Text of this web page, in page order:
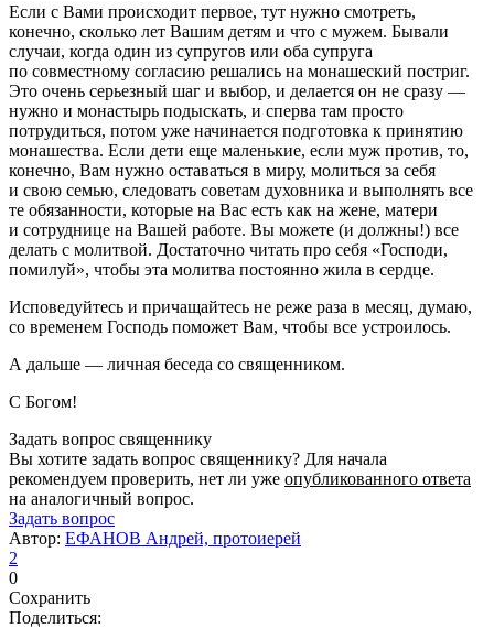
Если с Вами происходит первое, тут нужно смотреть,
конечно, сколько лет Вашим детям и что с мужем. Бывали
случаи, когда один из супругов или оба супруга
по совместному согласию решались на монашеский постриг.
Это очень серьезный шаг и выбор, и делается он не сразу —
нужно и монастырь подыскать, и сперва там просто
потрудиться, потом уже начинается подготовка к принятию
монашества. Если дети еще маленькие, если муж против, то,
конечно, Вам нужно оставаться в миру, молиться за себя
и свою семью, следовать советам духовника и выполнять все
те обязанности, которые на Вас есть как на жене, матери
и сотруднице на Вашей работе. Вы можете (и должны!) все
делать с молитвой. Достаточно читать про себя «Господи,
помилуй», чтобы эта молитва постоянно жила в сердце.
Исповедуйтесь и причащайтесь не реже раза в месяц, думаю,
со временем Господь поможет Вам, чтобы все устроилось.
А дальше — личная беседа со священником.
С Богом!
Задать вопрос священнику
Вы хотите задать вопрос священнику? Для начала
рекомендуем проверить, нет ли уже опубликованного ответа
на аналогичный вопрос.
Задать вопрос
Автор: ЕФАНОВ Андрей, протоиерей
2
0
Сохранить
Поделиться: